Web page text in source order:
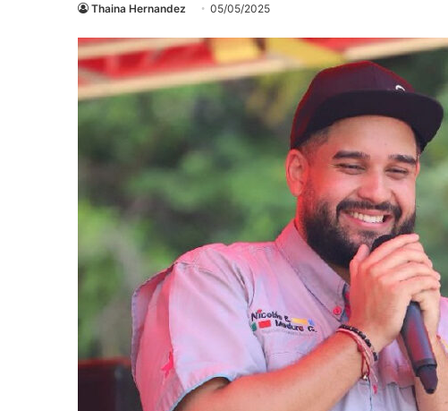
Thaina Hernandez 05/05/2025